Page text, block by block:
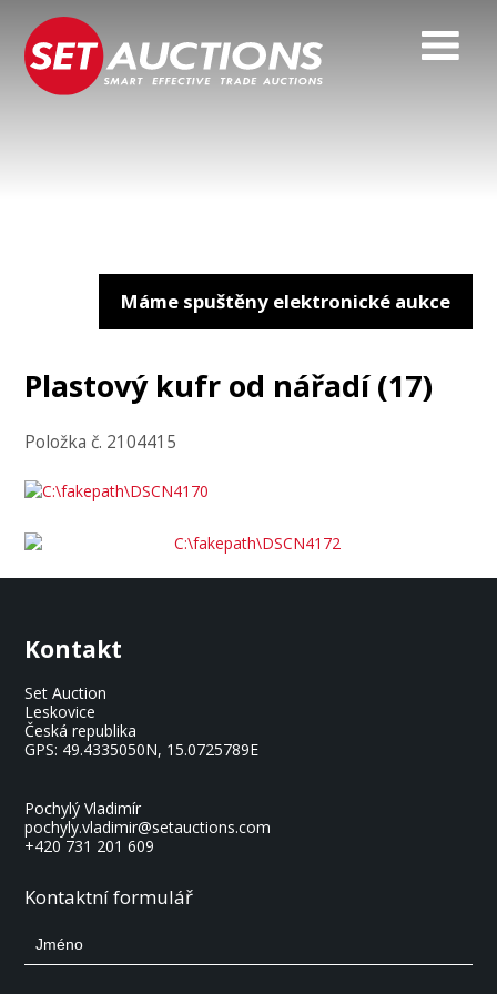
Máme spuštěny elektronické aukce
Plastový kufr od nářadí (17)
Položka č. 2104415
Kontakt
Set Auction
Leskovice
Česká republika
GPS: 49.4335050N, 15.0725789E
Pochylý Vladimír
pochyly.vladimir@setauctions.com
+420 731 201 609
Kontaktní formulář